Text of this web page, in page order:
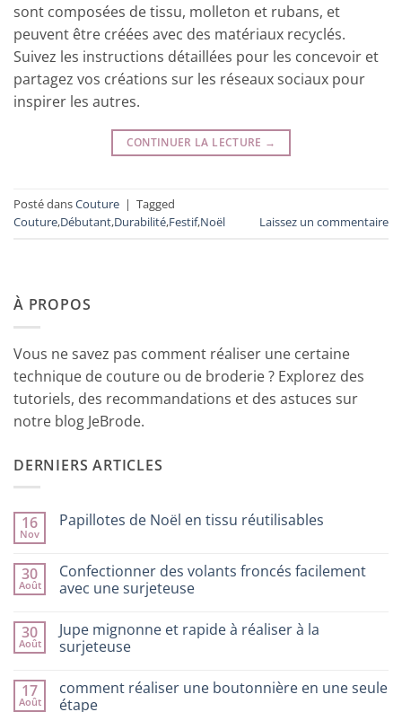
sont composées de tissu, molleton et rubans, et
peuvent être créées avec des matériaux recyclés.
Suivez les instructions détaillées pour les concevoir et
partagez vos créations sur les réseaux sociaux pour
inspirer les autres.
CONTINUER LA LECTURE →
Posté dansCouture | Tagged
Couture,Débutant,Durabilité,Festif,Noël Laissez un commentaire
À PROPOS
Vous ne savez pas comment réaliser une certaine
technique de couture ou de broderie ? Explorez des
tutoriels, des recommandations et des astuces sur
notre blog JeBrode.
DERNIERS ARTICLES
16
Nov
Papillotes de Noël en tissu réutilisables
Papillotes
de
Noël
réutilisables
30
Août
Confectionner des volants froncés facilement
avec une surjeteuse
sur
Confectionner
des
facilement
avec
30
Août
Jupe mignonne et rapide à réaliser à la
surjeteuse
sur
Jupe
17
Août
comment réaliser une boutonnière en une seule
étape